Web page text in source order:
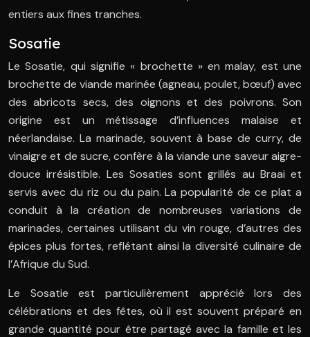
entiers aux fines tranches.
Sosatie
Le Sosatie, qui signifie « brochette » en malay, est une
brochette de viande marinée (agneau, poulet, bœuf) avec
des abricots secs, des oignons et des poivrons. Son
origine est un métissage d’influences malaise et
néerlandaise. La marinade, souvent à base de curry, de
vinaigre et de sucre, confère à la viande une saveur aigre-
douce irrésistible. Les Sosaties sont grillés au Braai et
servis avec du riz ou du pain. La popularité de ce plat a
conduit à la création de nombreuses variations de
marinades, certaines utilisant du vin rouge, d’autres des
épices plus fortes, reflétant ainsi la diversité culinaire de
l’Afrique du Sud.
Le Sosatie est particulièrement apprécié lors des
célébrations et des fêtes, où il est souvent préparé en
grande quantité pour être partagé avec la famille et les